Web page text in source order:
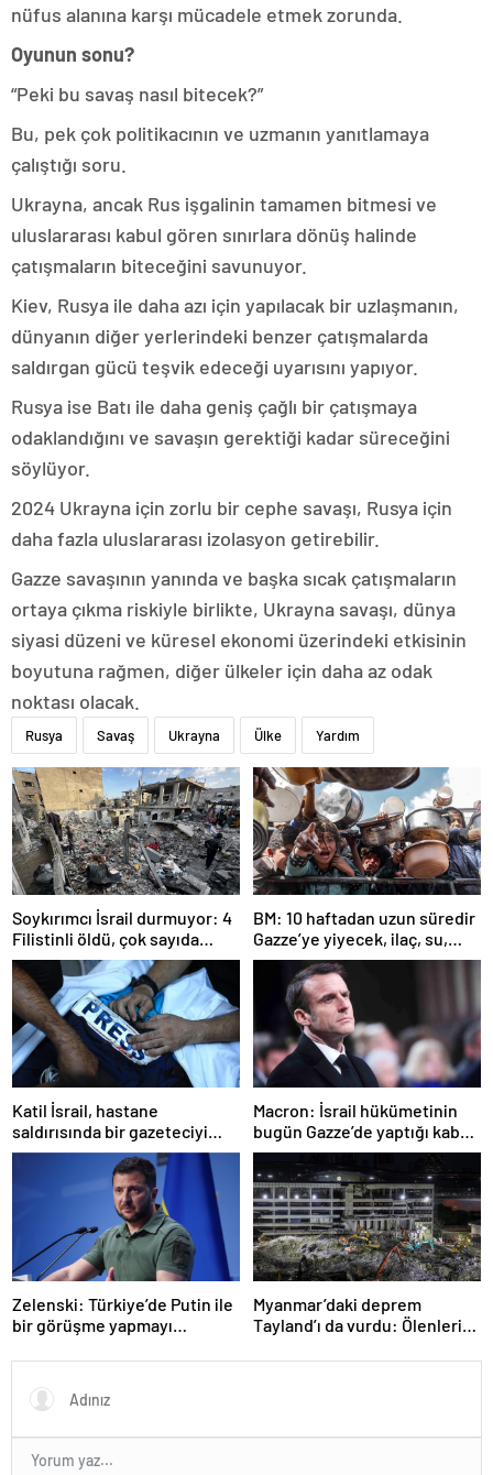
nüfus alanına karşı mücadele etmek zorunda.
Oyunun sonu?
“Peki bu savaş nasıl bitecek?”
Bu, pek çok politikacının ve uzmanın yanıtlamaya
çalıştığı soru.
Ukrayna, ancak Rus işgalinin tamamen bitmesi ve
uluslararası kabul gören sınırlara dönüş halinde
çatışmaların biteceğini savunuyor.
Kiev, Rusya ile daha azı için yapılacak bir uzlaşmanın,
dünyanın diğer yerlerindeki benzer çatışmalarda
saldırgan gücü teşvik edeceği uyarısını yapıyor.
Rusya ise Batı ile daha geniş çağlı bir çatışmaya
odaklandığını ve savaşın gerektiği kadar süreceğini
söylüyor.
2024 Ukrayna için zorlu bir cephe savaşı, Rusya için
daha fazla uluslararası izolasyon getirebilir.
Gazze savaşının yanında ve başka sıcak çatışmaların
ortaya çıkma riskiyle birlikte, Ukrayna savaşı, dünya
siyasi düzeni ve küresel ekonomi üzerindeki etkisinin
boyutuna rağmen, diğer ülkeler için daha az odak
noktası olacak.
Rusya Savaş Ukrayna Ülke Yardım
Soykırımcı İsrail durmuyor: 4
Filistinli öldü, çok sayıda
yaralı var
BM: 10 haftadan uzun süredir
Gazze’ye yiyecek, ilaç, su,
çadır girmedi
Katil İsrail, hastane
saldırısında bir gazeteciyi
öldürdüğünü itiraf etti
Macron: İsrail hükümetinin
bugün Gazze’de yaptığı kabul
edilemez
Zelenski: Türkiye’de Putin ile
bir görüşme yapmayı
Myanmar’daki deprem
Tayland’ı da vurdu: Ölenlerin